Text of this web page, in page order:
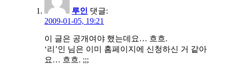
루인 댓글:
2009-01-05, 19:21
이 글은 공개여야 했는데요… 흐흐.
‘리’인 님은 이미 홈페이지에 신청하신 거 같아
요… 흐흐. ;;;